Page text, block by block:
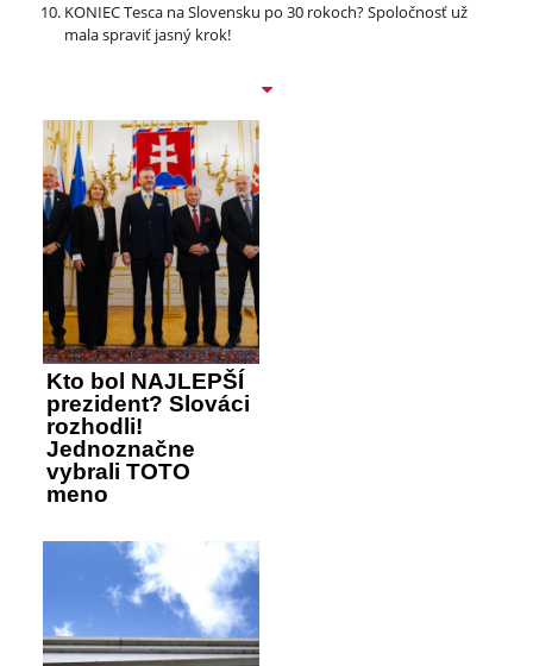
KONIEC Tesca na Slovensku po 30 rokoch? Spoločnosť už
mala spraviť jasný krok!
Kto bol NAJLEPŠÍ
prezident? Slováci
rozhodli!
Jednoznačne
vybrali TOTO
meno